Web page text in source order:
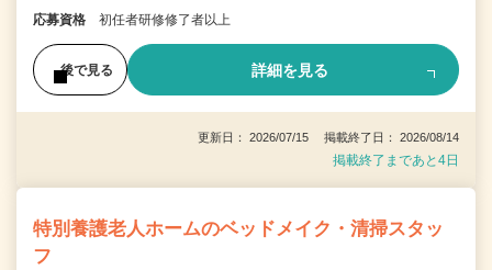
応募資格 初任者研修修了者以上
後で見る 詳細を見る
更新日： 2026/07/15 掲載終了日： 2026/08/14
掲載終了まであと4日
特別養護老人ホームのベッドメイク・清掃スタッ
フ